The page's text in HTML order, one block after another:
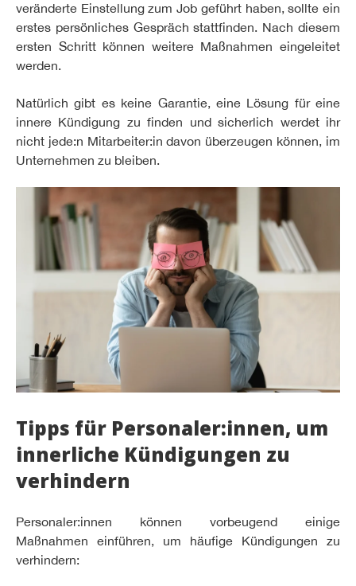
veränderte Einstellung zum Job geführt haben, sollte ein
erstes persönliches Gespräch stattfinden. Nach diesem
ersten Schritt können weitere Maßnahmen eingeleitet
werden.
Natürlich gibt es keine Garantie, eine Lösung für eine
innere Kündigung zu finden und sicherlich werdet ihr
nicht jede:n Mitarbeiter:in davon überzeugen können, im
Unternehmen zu bleiben.
Tipps für Personaler:innen, um
innerliche Kündigungen zu
verhindern
Personaler:innen können vorbeugend einige
Maßnahmen einführen, um häufige Kündigungen zu
verhindern: